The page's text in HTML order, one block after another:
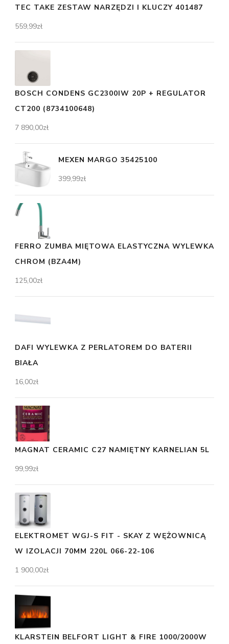
TEC TAKE ZESTAW NARZĘDZI I KLUCZY 401487
559,99zł
BOSCH CONDENS GC2300IW 20P + REGULATOR
CT200 (8734100648)
7 890,00zł
MEXEN MARGO 35425100
399,99zł
FERRO ZUMBA MIĘTOWA ELASTYCZNA WYLEWKA
CHROM (BZA4M)
125,00zł
DAFI WYLEWKA Z PERLATOREM DO BATERII
BIAŁA
16,00zł
MAGNAT CERAMIC C27 NAMIĘTNY KARNELIAN 5L
99,99zł
ELEKTROMET WGJ-S FIT - SKAY Z WĘŻOWNICĄ
W IZOLACJI 70MM 220L 066-22-106
1 900,00zł
KLARSTEIN BELFORT LIGHT & FIRE 1000/2000W